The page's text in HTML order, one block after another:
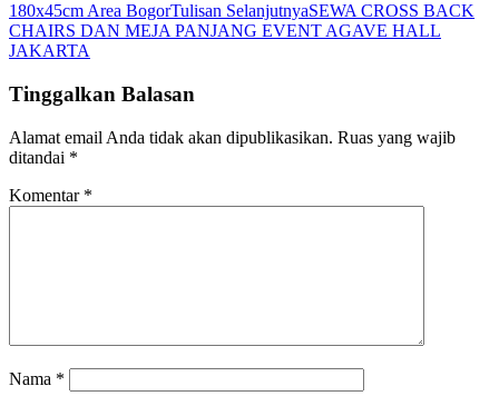
180x45cm Area BogorTulisan SelanjutnyaSEWA CROSS BACK
CHAIRS DAN MEJA PANJANG EVENT AGAVE HALL
JAKARTA
Tinggalkan Balasan
Alamat email Anda tidak akan dipublikasikan. Ruas yang wajib
ditandai *
Komentar *
Nama *